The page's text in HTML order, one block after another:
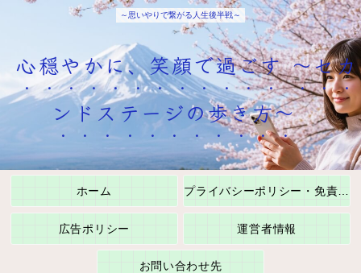
～思いやりで繋がる人生後半戦～
心穏やかに、笑顔で過ごす ～セカ
ンドステージの歩き方～
ホーム
広告ポリシー 運営者情報
お問い合わせ先